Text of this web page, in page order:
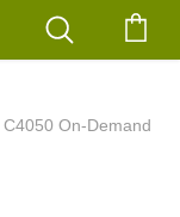
On-Demand